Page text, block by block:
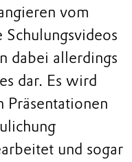
vom
dabei allerdings
dar. Es wird
Präsentationen
und sogar